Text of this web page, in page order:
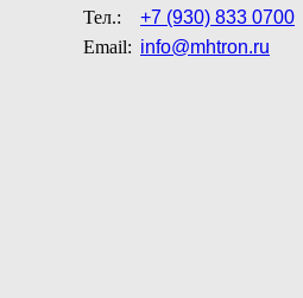
Тел.:
+7 (930) 833 0700
Email: info@mhtron.ru